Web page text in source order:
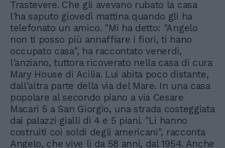
Trastevere. Che gli avevano rubato la casa
l'ha saputo giovedì mattina quando gli ha
telefonato un amico. "Mi ha detto: "Angelo
non ti posso più annaffiare i fiori, ti hano
occupato casa", ha raccontato venerdì,
l'anziano, tuttora ricoverato nella casa di cura
Mary House di Acilia. Lui abita poco distante,
dall'altra parte della via del Mare. In una casa
popolare al secondo piano a via Cesare
Macari 5 a San Giorgio, una strada costeggiata
dai palazzi gialli di 4 e 5 piani. "Li hanno
costruiti coi soldi degli americani", racconta
Angelo, che vive lì da 58 anni, dal 1954. Anche